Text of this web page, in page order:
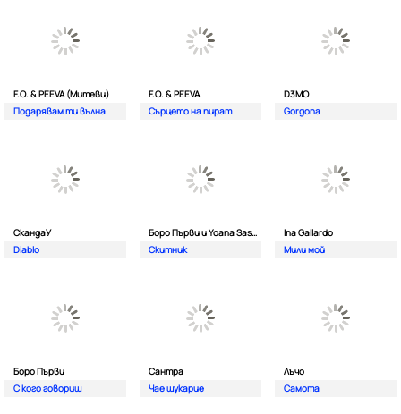
F.O. & PEEVA (Митеви)
Подарявам ти вълна
F.O. & PEEVA
Сърцето на пират
D3MO
Gorgona
СкандаУ
Diablo
Боро Първи и Yoana Sashova
Скитник
Ina Gallardo
Мили мой
Боро Първи
С кого говориш
Сантра
Чае шукарие
Лъчо
Самота